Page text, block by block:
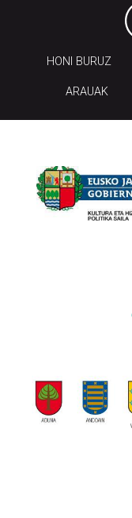
HONI BURUZ
ARAUAK